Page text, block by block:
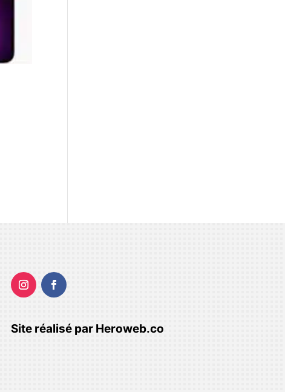
Site réalisé parHeroweb.co